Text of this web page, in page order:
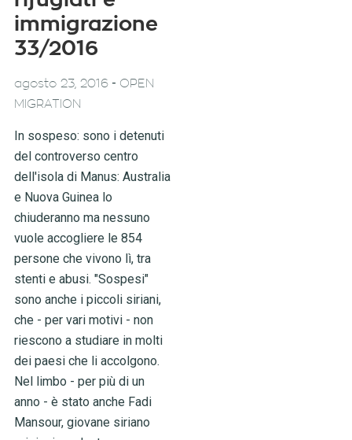
immigrazione
33/2016
agosto 23, 2016- OPEN
MIGRATION
In sospeso: sono i detenuti
del controverso centro
dell'isola di Manus: Australia
e Nuova Guinea lo
chiuderanno ma nessuno
vuole accogliere le 854
persone che vivono lì, tra
stenti e abusi. "Sospesi"
sono anche i piccoli siriani,
che - per vari motivi - non
riescono a studiare in molti
dei paesi che li accolgono.
Nel limbo - per più di un
anno - è stato anche Fadi
Mansour, giovane siriano